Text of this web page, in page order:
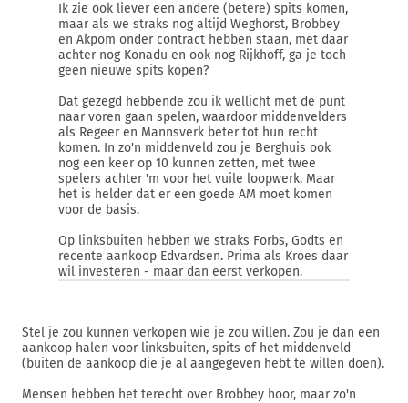
Ik zie ook liever een andere (betere) spits komen,
maar als we straks nog altijd Weghorst, Brobbey
en Akpom onder contract hebben staan, met daar
achter nog Konadu en ook nog Rijkhoff, ga je toch
geen nieuwe spits kopen?
Dat gezegd hebbende zou ik wellicht met de punt
naar voren gaan spelen, waardoor middenvelders
als Regeer en Mannsverk beter tot hun recht
komen. In zo'n middenveld zou je Berghuis ook
nog een keer op 10 kunnen zetten, met twee
spelers achter 'm voor het vuile loopwerk. Maar
het is helder dat er een goede AM moet komen
voor de basis.
Op linksbuiten hebben we straks Forbs, Godts en
recente aankoop Edvardsen. Prima als Kroes daar
wil investeren - maar dan eerst verkopen.
Stel je zou kunnen verkopen wie je zou willen. Zou je dan een
aankoop halen voor linksbuiten, spits of het middenveld
(buiten de aankoop die je al aangegeven hebt te willen doen).
Mensen hebben het terecht over Brobbey hoor, maar zo'n